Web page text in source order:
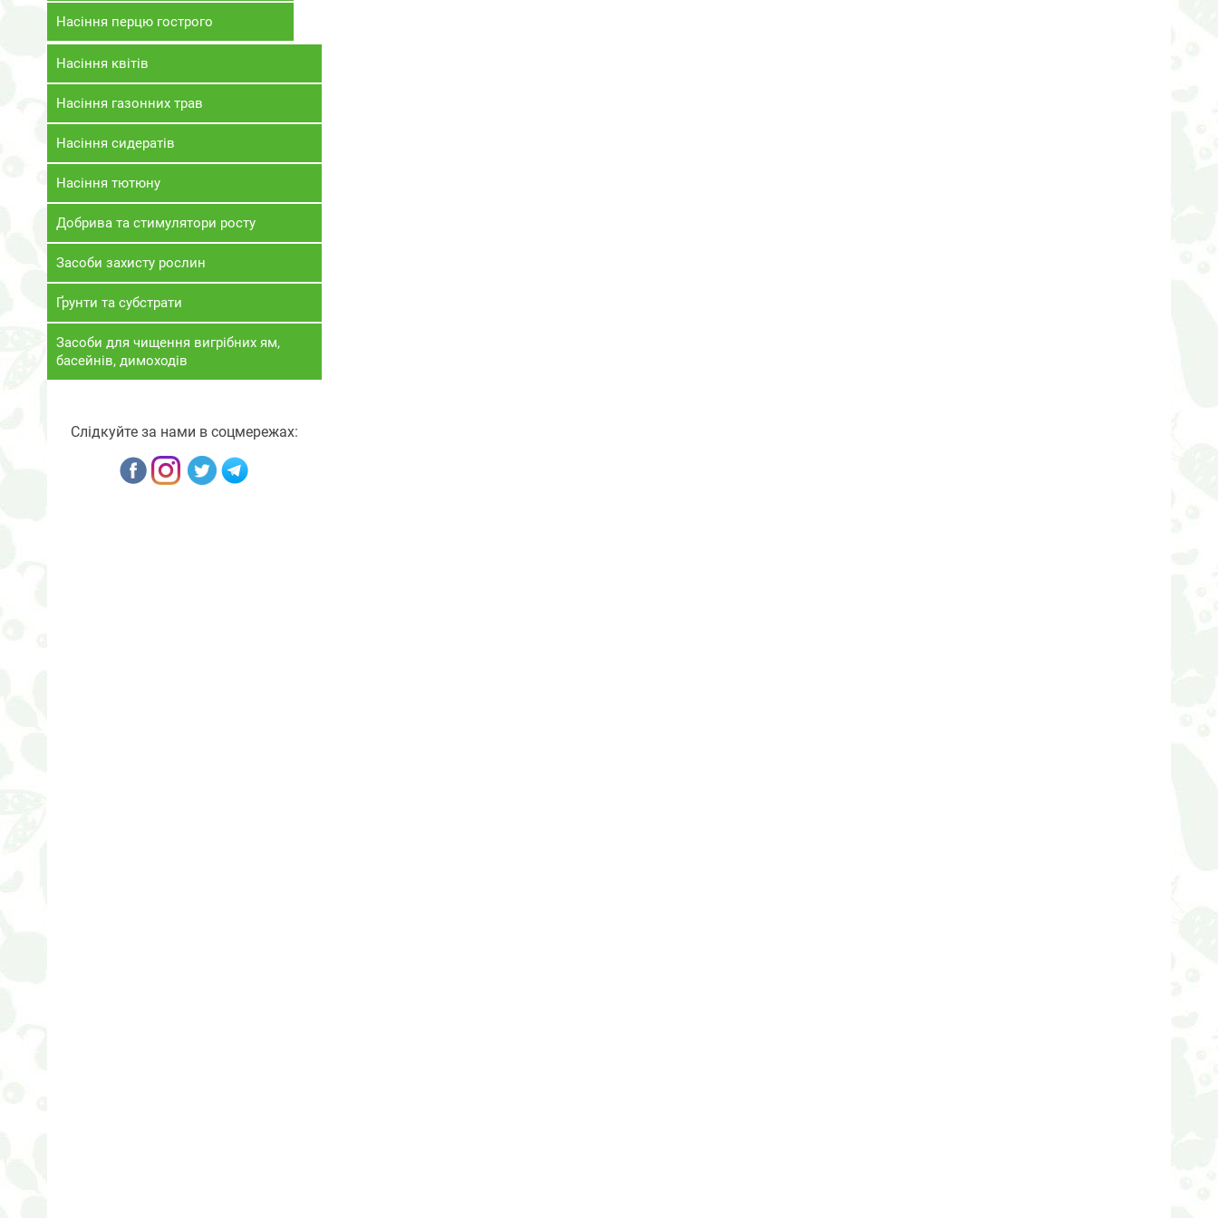
Насіння перцю гострого
Насіння квітів
Насіння газонних трав
Насіння сидератів
Насіння тютюну
Добрива та стимулятори росту
Засоби захисту рослин
Ґрунти та субстрати
Засоби для чищення вигрібних ям,
басейнів, димоходів
Слідкуйте за нами в соцмережах: